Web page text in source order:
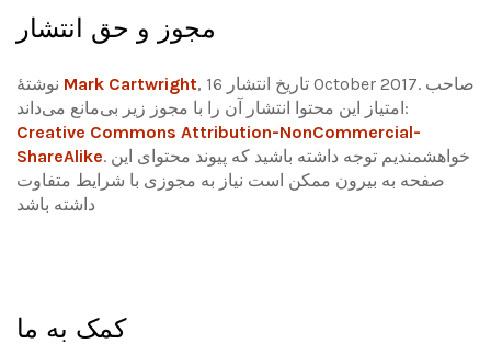
مجوز و حق انتشار
Mark Cartwright, تاریخ انتشار 16 October 2017. صاحب
امتیاز این محتوا انتشار آن را با مجوز زیر بی‌مانع می‌داند:
Creative Commons Attribution-NonCommercial-
ShareAlike. خواهشمندیم توجه داشته باشید که پیوند محتوای این
صفحه به بیرون ممکن است نیاز به مجوزی با شرایط متفاوت
داشته باشد
کمک به ما